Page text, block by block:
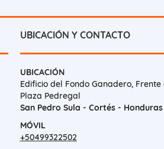
UBICACIÓN Y CONTACTO
UBICACIÓN
Edificio del Fondo Ganadero, Frente
Plaza Pedregal
San Pedro Sula - Cortés - Honduras
MÓVIL
+50499322502